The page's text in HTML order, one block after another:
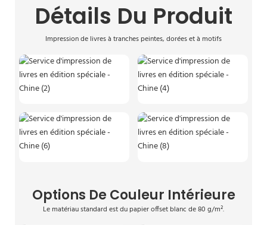
Détails Du Produit
Impression de livres à tranches peintes, dorées et à motifs
Options De Couleur Intérieure
Le matériau standard est du papier offset blanc de 80 g/m².